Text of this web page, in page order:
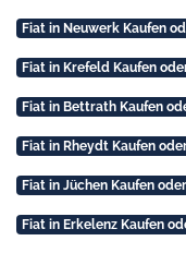
Fiat in Neuwerk Kaufen
Fiat in Krefeld Kaufen
Fiat in Bettrath Kaufen
Fiat in Rheydt Kaufen
Fiat in Jüchen Kaufen
Fiat in Erkelenz Kaufen